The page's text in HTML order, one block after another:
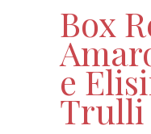
Box
e
Trulli